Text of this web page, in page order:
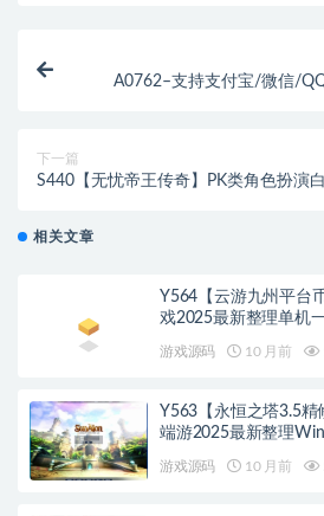
A0762–支持支付宝/微信/
下一篇
S440【无忧帝王传奇】PK类角色扮演
相关文章
Y564【云游九州平台
戏2025最新整理单机
游戏源码 10 月前
Y563【永恒之塔3.5
端游2025最新整理
游戏源码 10 月前